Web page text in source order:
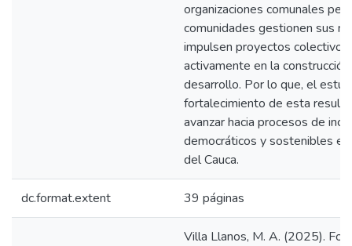
organizaciones comunales
comunidades gestionen sus
impulsen proyectos colectivos
activamente en la
desarrollo. Por lo que, el
fortalecimiento de esta
avanzar hacia procesos de
democráticos y sostenibles
del Cauca.
dc.format.extent 39 páginas
Villa Llanos, M. A. (2025).